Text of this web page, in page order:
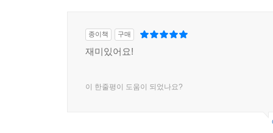
종이책 구매
재미있어요!
이 한줄평이 도움이 되었나요?